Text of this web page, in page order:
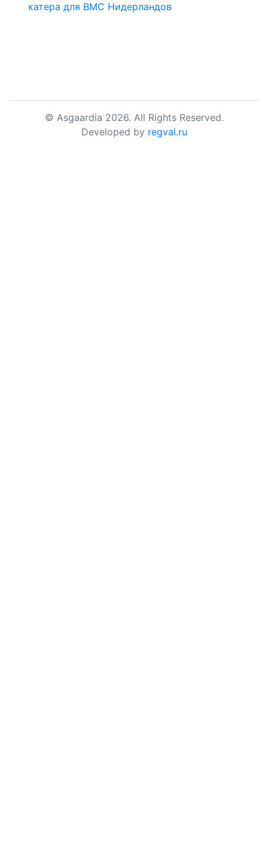
катера для ВМС Нидерландов
© Asgaardia 2026. All Rights Reserved.
Developed by regval.ru